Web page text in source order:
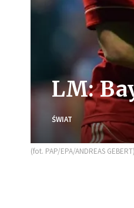
LM:
ŚWIAT
(fot. PAP/EPA/ANDREAS GEBERT)